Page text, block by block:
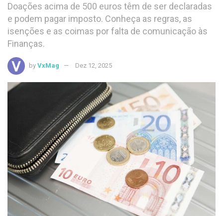
Doações acima de 500 euros têm de ser declaradas
e podem pagar imposto. Conheça as regras, as
isenções e as coimas por falta de comunicação às
Finanças.
by VxMag Dez 12, 2025